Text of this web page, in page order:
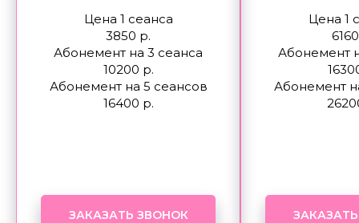
Цена 1 сеанса
3850 р.
Абонемент на 3 сеанса
10200 р.
Абонемент на 5 сеансов
16400 р.
ЗАКАЗАТЬ ЗВОНОК
Цена 1
Абонемент
Абонемент